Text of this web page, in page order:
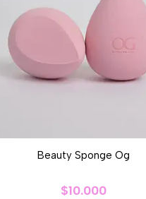
Beauty Sponge Og
$10.000